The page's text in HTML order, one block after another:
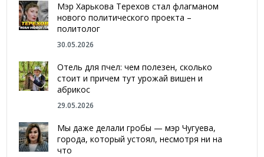
Мэр Харькова Терехов стал флагманом
нового политического проекта –
политолог
30.05.2026
Отель для пчел: чем полезен, сколько
стоит и причем тут урожай вишен и
абрикос
29.05.2026
Мы даже делали гробы — мэр Чугуева,
города, который устоял, несмотря ни на
что